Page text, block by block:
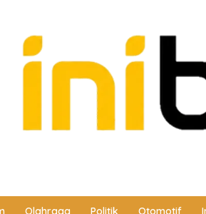
Olahraga Politik Otomotif